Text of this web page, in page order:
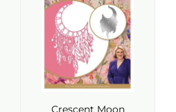
Crescent Moon